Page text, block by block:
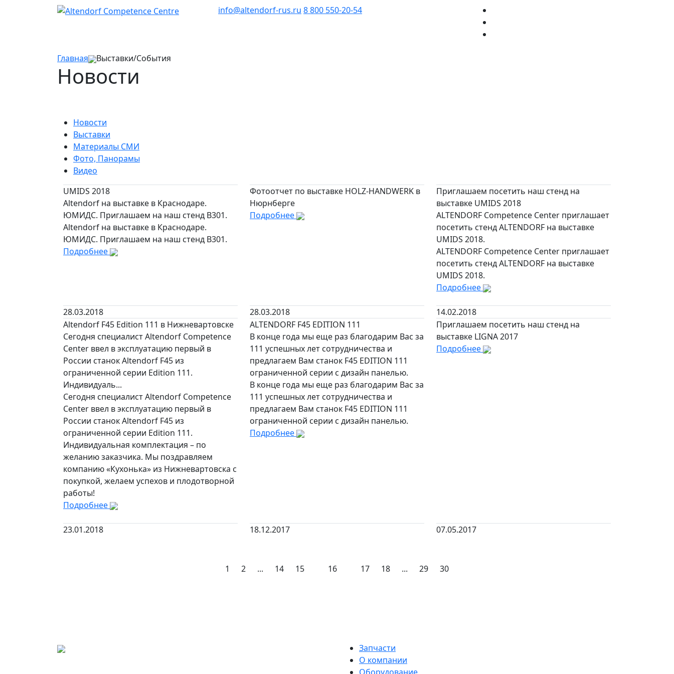
info@altendorf-rus.ru 8 800 550-20-54
Главная Выставки/События
Новости
Новости
Выставки
Материалы СМИ
Фото, Панорамы
Видео
UMIDS 2018
Altendorf на выставке в Краснодаре.
ЮМИДС. Приглашаем на наш стенд В301.
Altendorf на выставке в Краснодаре.
ЮМИДС. Приглашаем на наш стенд В301.
Подробнее
28.03.2018
Фотоотчет по выставке HOLZ-HANDWERK в
Нюрнберге
Подробнее
28.03.2018
Приглашаем посетить наш стенд на
выставке UMIDS 2018
ALTENDORF Competence Center приглашает
посетить стенд ALTENDORF на выставке
UMIDS 2018.
ALTENDORF Competence Center приглашает
посетить стенд ALTENDORF на выставке
UMIDS 2018.
Подробнее
14.02.2018
Altendorf F45 Edition 111 в Нижневартовске
Сегодня специалист Altendorf Competence
Center ввел в эксплуатацию первый в
России станок Altendorf F45 из
ограниченной серии Edition 111.
Индивидуаль...
Сегодня специалист Altendorf Competence
Center ввел в эксплуатацию первый в
России станок Altendorf F45 из
ограниченной серии Edition 111.
Индивидуальная комплектация – по
желанию заказчика. Мы поздравляем
компанию «Кухонька» из Нижневартовска с
покупкой, желаем успехов и плодотворной
работы!
Подробнее
23.01.2018
ALTENDORF F45 EDITION 111
В конце года мы еще раз благодарим Вас за
111 успешных лет сотрудничества и
предлагаем Вам станок F45 EDITION 111
ограниченной серии с дизайн панелью.
В конце года мы еще раз благодарим Вас за
111 успешных лет сотрудничества и
предлагаем Вам станок F45 EDITION 111
ограниченной серии с дизайн панелью.
Подробнее
18.12.2017
Приглашаем посетить наш стенд на
выставке LIGNA 2017
Подробнее
07.05.2017
1 2 ... 14 15 16 17 18 ... 29 30
Запчасти
О компании